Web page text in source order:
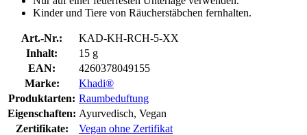
Kinder und Tiere von Räucherstäbchen fernhalten.
Art.-Nr.:
KAD-KH-RCH-5-XX
Inhalt:
15 g
EAN:
4260378049155
Marke:
Khadi®
Produktarten: Raumbeduftung
Eigenschaften: Ayurvedisch, Vegan
Zertifikate:
Vegan ohne Zertifikat